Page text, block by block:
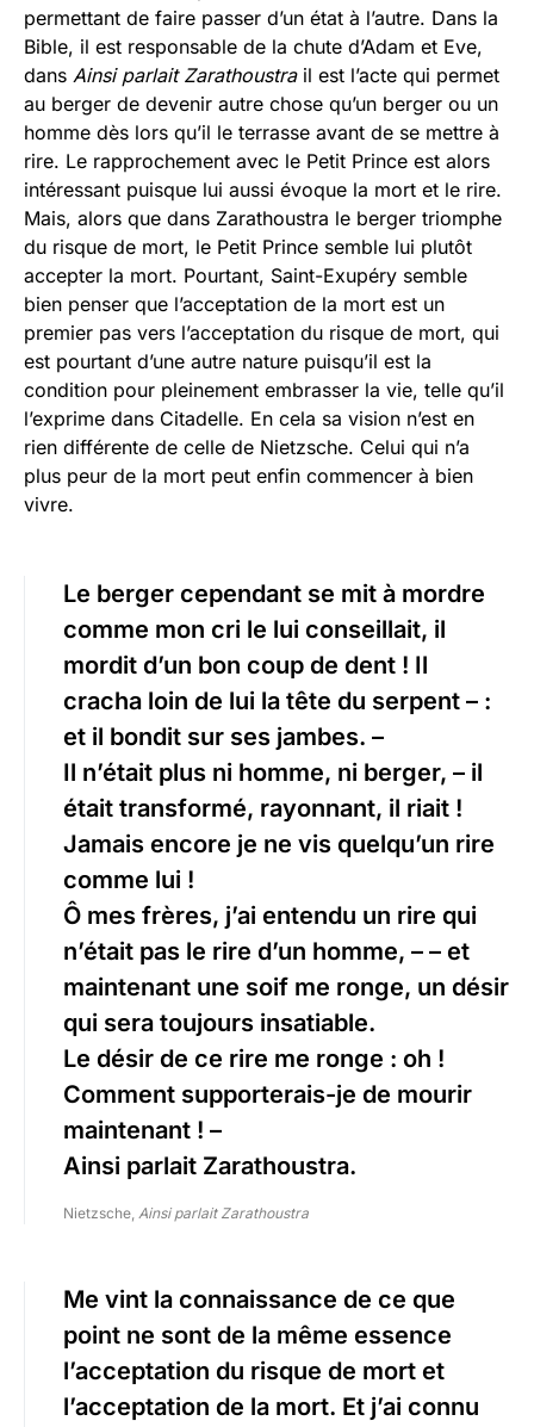
permettant de faire passer d’un état à l’autre. Dans la
Bible, il est responsable de la chute d’Adam et Eve,
dans Ainsi parlait Zarathoustra il est l’acte qui permet
au berger de devenir autre chose qu’un berger ou un
homme dès lors qu’il le terrasse avant de se mettre à
rire. Le rapprochement avec le Petit Prince est alors
intéressant puisque lui aussi évoque la mort et le rire.
Mais, alors que dans Zarathoustra le berger triomphe
du risque de mort, le Petit Prince semble lui plutôt
accepter la mort. Pourtant, Saint-Exupéry semble
bien penser que l’acceptation de la mort est un
premier pas vers l’acceptation du risque de mort, qui
est pourtant d’une autre nature puisqu’il est la
condition pour pleinement embrasser la vie, telle qu’il
l’exprime dans Citadelle. En cela sa vision n’est en
rien différente de celle de Nietzsche. Celui qui n’a
plus peur de la mort peut enfin commencer à bien
vivre.
Le berger cependant se mit à mordre
comme mon cri le lui conseillait, il
mordit d’un bon coup de dent ! Il
cracha loin de lui la tête du serpent – :
et il bondit sur ses jambes. –
Il n’était plus ni homme, ni berger, – il
était transformé, rayonnant, il riait !
Jamais encore je ne vis quelqu’un rire
comme lui !
Ô mes frères, j’ai entendu un rire qui
n’était pas le rire d’un homme, – – et
maintenant une soif me ronge, un désir
qui sera toujours insatiable.
Le désir de ce rire me ronge : oh !
Comment supporterais-je de mourir
maintenant ! –
Ainsi parlait Zarathoustra.
Nietzsche, Ainsi parlait Zarathoustra
Me vint la connaissance de ce que
point ne sont de la même essence
l’acceptation du risque de mort et
l’acceptation de la mort. Et j’ai connu